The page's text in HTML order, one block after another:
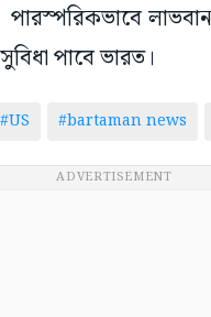
পাবে ভারত।
#US #bartaman news
ADVERTISEMENT